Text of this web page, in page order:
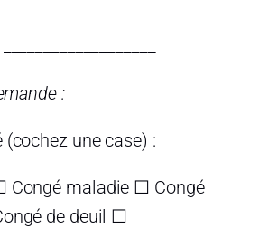
:
(cochez une case) :
Congé maladie ☐ Congé
de deuil ☐